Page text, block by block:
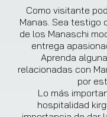
Como visitante
Manas. Sea testigo
de los Manaschi
entrega
Aprenda
relacionadas con
por
Lo más
hospitalidad